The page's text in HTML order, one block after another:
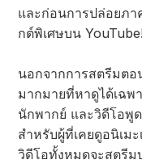
และก่อนการปล่อยภา
กต์พิเศษบน YouTube!
นอกจากการสตรีมตอ
มากมายที่หาดูได้เฉพ
นักพากย์ และวิดีโอพู
สำหรับผู้ที่เคยดูอนิเม
วิดีโอทั้งหมดจะสตรีม